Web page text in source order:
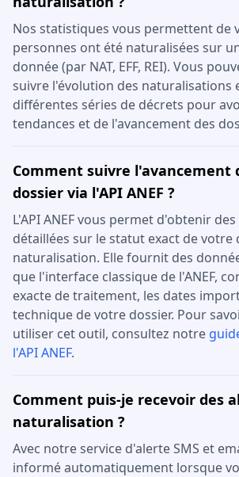
Nos statistiques vous permettent de
personnes ont été naturalisées sur
donnée (par NAT, EFF, REI). Vous
suivre l'évolution des naturalisations
différentes séries de décrets pour
tendances et de l'avancement des
Comment suivre l'avancement
dossier via l'API ANEF ?
L'API ANEF vous permet d'obtenir
détaillées sur le statut exact de votre
naturalisation. Elle fournit des
que l'interface classique de l'ANEF,
exacte de traitement, les dates
technique de votre dossier. Pour
utiliser cet outil, consultez notre
l'API ANEF.
Comment puis-je recevoir des
naturalisation ?
Avec notre service d'alerte SMS et
informé automatiquement lorsque